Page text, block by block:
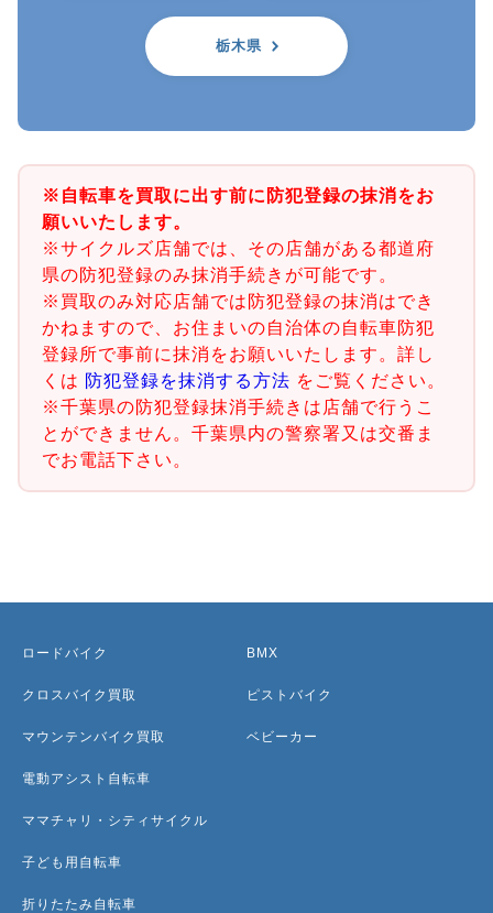
栃木県
※自転車を買取に出す前に防犯登録の抹消をお
願いいたします。
※サイクルズ店舗では、その店舗がある都道府
県の防犯登録のみ抹消手続きが可能です。
※買取のみ対応店舗では防犯登録の抹消はでき
かねますので、お住まいの自治体の自転車防犯
登録所で事前に抹消をお願いいたします。詳し
くは 防犯登録を抹消する方法 をご覧ください。
※千葉県の防犯登録抹消手続きは店舗で行うこ
とができません。千葉県内の警察署又は交番ま
でお電話下さい。
ロードバイク
クロスバイク買取
マウンテンバイク買取
電動アシスト自転車
ママチャリ・シティサイクル
子ども用自転車
折りたたみ自転車
BMX
ピストバイク
ベビーカー